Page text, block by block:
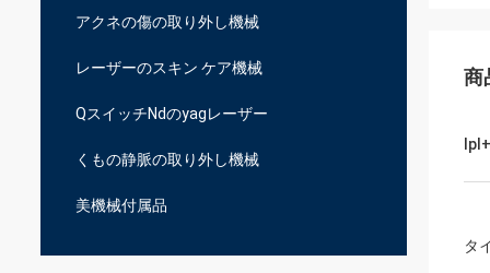
アクネの傷の取り外し機械
レーザーのスキン ケア機械
QスイッチNdのyagレーザー
くもの静脈の取り外し機械
美機械付属品
商
タ